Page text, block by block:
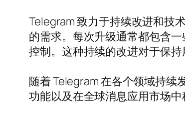
Telegram 致力于持续改进和技
的需求。每次升级通常都包含
控制。这种持续的改进对于保
随着 Telegram 在各个领域持
功能以及在全球消息应用市场